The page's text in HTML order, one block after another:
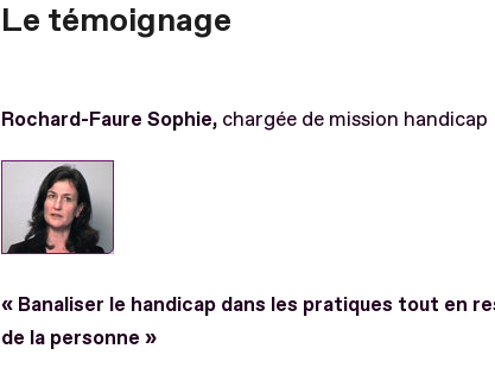
Le témoignage
Rochard-Faure Sophie, chargée de mission handicap
« Banaliser le handicap dans les pratiques tout en
de la personne »